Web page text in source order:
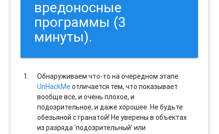
вредоносные
программы (3
минуты).
Обнаруживаем что-то на очередном этапе.
UnHackMeотличается тем, что показывает
вообще все, и очень плохое, и
подозрительное, и даже хорошее. Не будьте
обезьяной с гранатой! Не уверены в объектах
из разряда ‘подозрительный’ или